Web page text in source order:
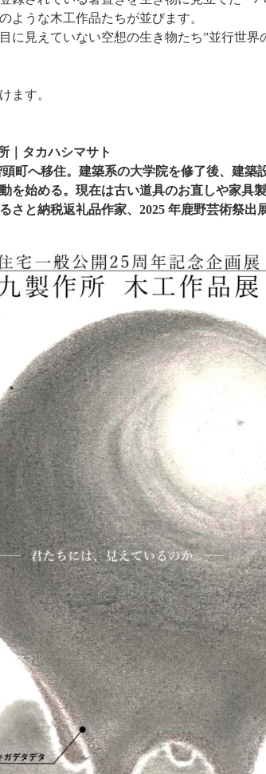
ような木工作品たちが並びます。
に見えていない空想の生き物たち”並行世界
ます。
｜タカハシマサト
町へ移住。建築系の大学院を修了後、建築
を始める。現在は古い道具のお直しや家具
さと納税返礼品作家、2025 年鹿野芸術祭出